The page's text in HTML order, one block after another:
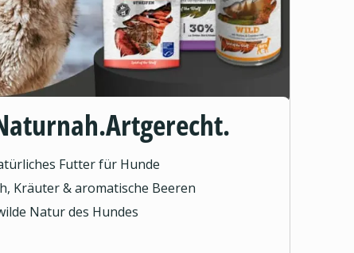
Futter für Hunde
Kräuter & aromatische Beeren
Natur des Hundes